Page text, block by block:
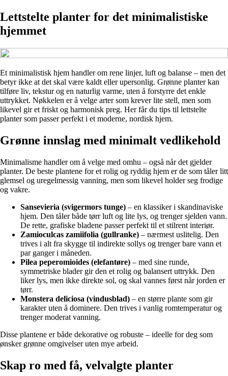
Lettstelte planter for det minimalistiske
hjemmet
Et minimalistisk hjem handler om rene linjer, luft og balanse – men det
betyr ikke at det skal være kaldt eller upersonlig. Grønne planter kan
tilføre liv, tekstur og en naturlig varme, uten å forstyrre det enkle
uttrykket. Nøkkelen er å velge arter som krever lite stell, men som
likevel gir et friskt og harmonisk preg. Her får du tips til lettstelte
planter som passer perfekt i et moderne, nordisk hjem.
Grønne innslag med minimalt vedlikehold
Minimalisme handler om å velge med omhu – også når det gjelder
planter. De beste plantene for et rolig og ryddig hjem er de som tåler litt
glemsel og uregelmessig vanning, men som likevel holder seg frodige
og vakre.
Sansevieria (svigermors tunge) – en klassiker i skandinaviske
hjem. Den tåler både tørr luft og lite lys, og trenger sjelden vann.
De rette, grafiske bladene passer perfekt til et stilrent interiør.
Zamioculcas zamiifolia (gullranke) – nærmest uslitelig. Den
trives i alt fra skygge til indirekte sollys og trenger bare vann et
par ganger i måneden.
Pilea peperomioides (elefantøre) – med sine runde,
symmetriske blader gir den et rolig og balansert uttrykk. Den
liker lys, men ikke direkte sol, og skal vannes først når jorden er
tørr.
Monstera deliciosa (vindusblad) – en større plante som gir
karakter uten å dominere. Den trives i vanlig romtemperatur og
trenger moderat vanning.
Disse plantene er både dekorative og robuste – ideelle for deg som
ønsker grønne omgivelser uten mye arbeid.
Skap ro med få, velvalgte planter